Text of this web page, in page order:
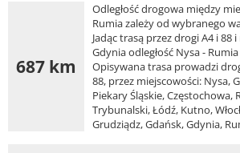
687 km
Odległość drogowa między
Rumia zależy od wybranego
Jadąc trasą przez drogi A4 i 88
Gdynia odległość Nysa -
Opisywana trasa prowadzi
88, przez miejscowości: Nysa,
Piekary Śląskie,
Trybunalski, Łódź, Kutno,
Grudziądz, Gdańsk, Gdynia,